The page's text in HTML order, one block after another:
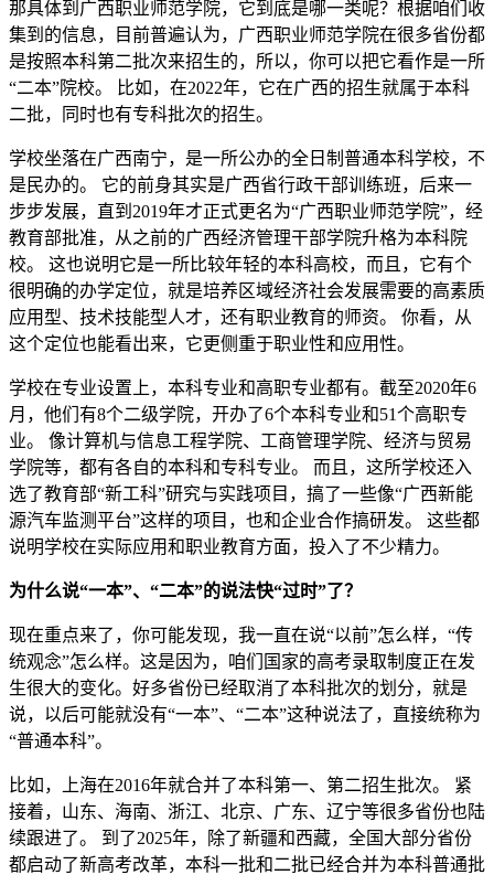
那具体到广西职业师范学院，它到底是哪一类呢？根据咱们收
集到的信息，目前普遍认为，广西职业师范学院在很多省份都
是按照本科第二批次来招生的，所以，你可以把它看作是一所
“二本”院校。 比如，在2022年，它在广西的招生就属于本科
二批，同时也有专科批次的招生。
学校坐落在广西南宁，是一所公办的全日制普通本科学校，不
是民办的。 它的前身其实是广西省行政干部训练班，后来一
步步发展，直到2019年才正式更名为“广西职业师范学院”，经
教育部批准，从之前的广西经济管理干部学院升格为本科院
校。 这也说明它是一所比较年轻的本科高校，而且，它有个
很明确的办学定位，就是培养区域经济社会发展需要的高素质
应用型、技术技能型人才，还有职业教育的师资。 你看，从
这个定位也能看出来，它更侧重于职业性和应用性。
学校在专业设置上，本科专业和高职专业都有。截至2020年6
月，他们有8个二级学院，开办了6个本科专业和51个高职专
业。 像计算机与信息工程学院、工商管理学院、经济与贸易
学院等，都有各自的本科和专科专业。 而且，这所学校还入
选了教育部“新工科”研究与实践项目，搞了一些像“广西新能
源汽车监测平台”这样的项目，也和企业合作搞研发。 这些都
说明学校在实际应用和职业教育方面，投入了不少精力。
为什么说“一本”、“二本”的说法快“过时”了？
现在重点来了，你可能发现，我一直在说“以前”怎么样，“传
统观念”怎么样。这是因为，咱们国家的高考录取制度正在发
生很大的变化。好多省份已经取消了本科批次的划分，就是
说，以后可能就没有“一本”、“二本”这种说法了，直接统称为
“普通本科”。
比如，上海在2016年就合并了本科第一、第二招生批次。 紧
接着，山东、海南、浙江、北京、广东、辽宁等很多省份也陆
续跟进了。 到了2025年，除了新疆和西藏，全国大部分省份
都启动了新高考改革，本科一批和二批已经合并为本科普通批